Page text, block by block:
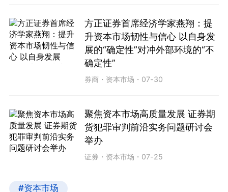
方正证券首席经济学家燕翔：提
升资本市场韧性与信心 以自身发
展的“确定性”对冲外部环境的“不
确定性”
券商 ・ 资本市场 ・ 07-30
聚焦资本市场高质量发展 证券期
货犯罪审判前沿实务问题研讨会
举办
证券 ・ 资本市场 ・ 07-25
#资本市场